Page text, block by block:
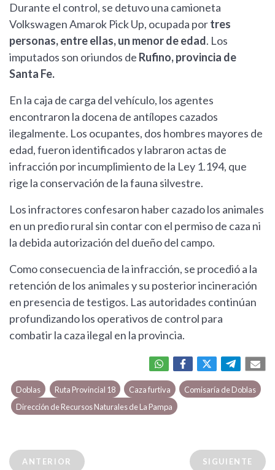
Durante el control, se detuvo una camioneta
Volkswagen Amarok Pick Up, ocupada portres
personas, entre ellas, un menor de edad. Los
imputados son oriundos de Rufino, provincia de
Santa Fe.
En la caja de carga del vehículo, los agentes
encontraron la docena de antílopes cazados
ilegalmente. Los ocupantes, dos hombres mayores de
edad, fueron identificados y labraron actas de
infracción por incumplimiento de la Ley 1.194, que
rige la conservación de la fauna silvestre.
Los infractores confesaron haber cazado los animales
en un predio rural sin contar con el permiso de caza ni
la debida autorización del dueño del campo.
Como consecuencia de la infracción, se procedió a la
retención de los animales y su posterior incineración
en presencia de testigos. Las autoridades continúan
profundizando los operativos de control para
combatir la caza ilegal en la provincia.
Doblas Ruta Provincial 18 Caza furtiva
Comisaría de Doblas
Dirección de Recursos Naturales de La Pampa
ANTERIOR SIGUIENTE